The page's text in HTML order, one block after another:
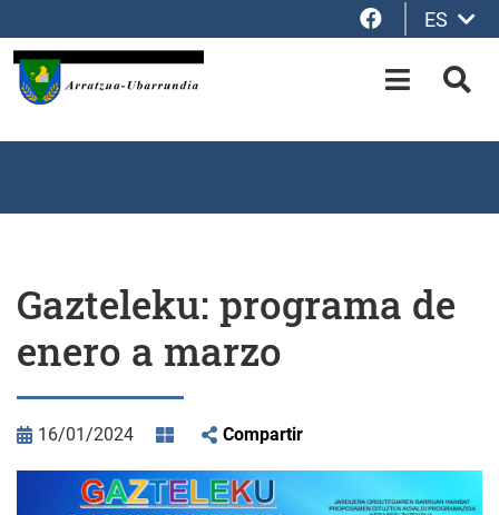
Facebook
ES
OPEN-
Gazteleku: programa de
enero a marzo
16/01/2024 Compartir